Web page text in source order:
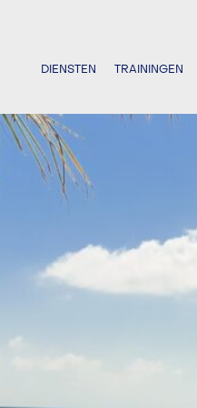
DIENSTEN TRAININGEN